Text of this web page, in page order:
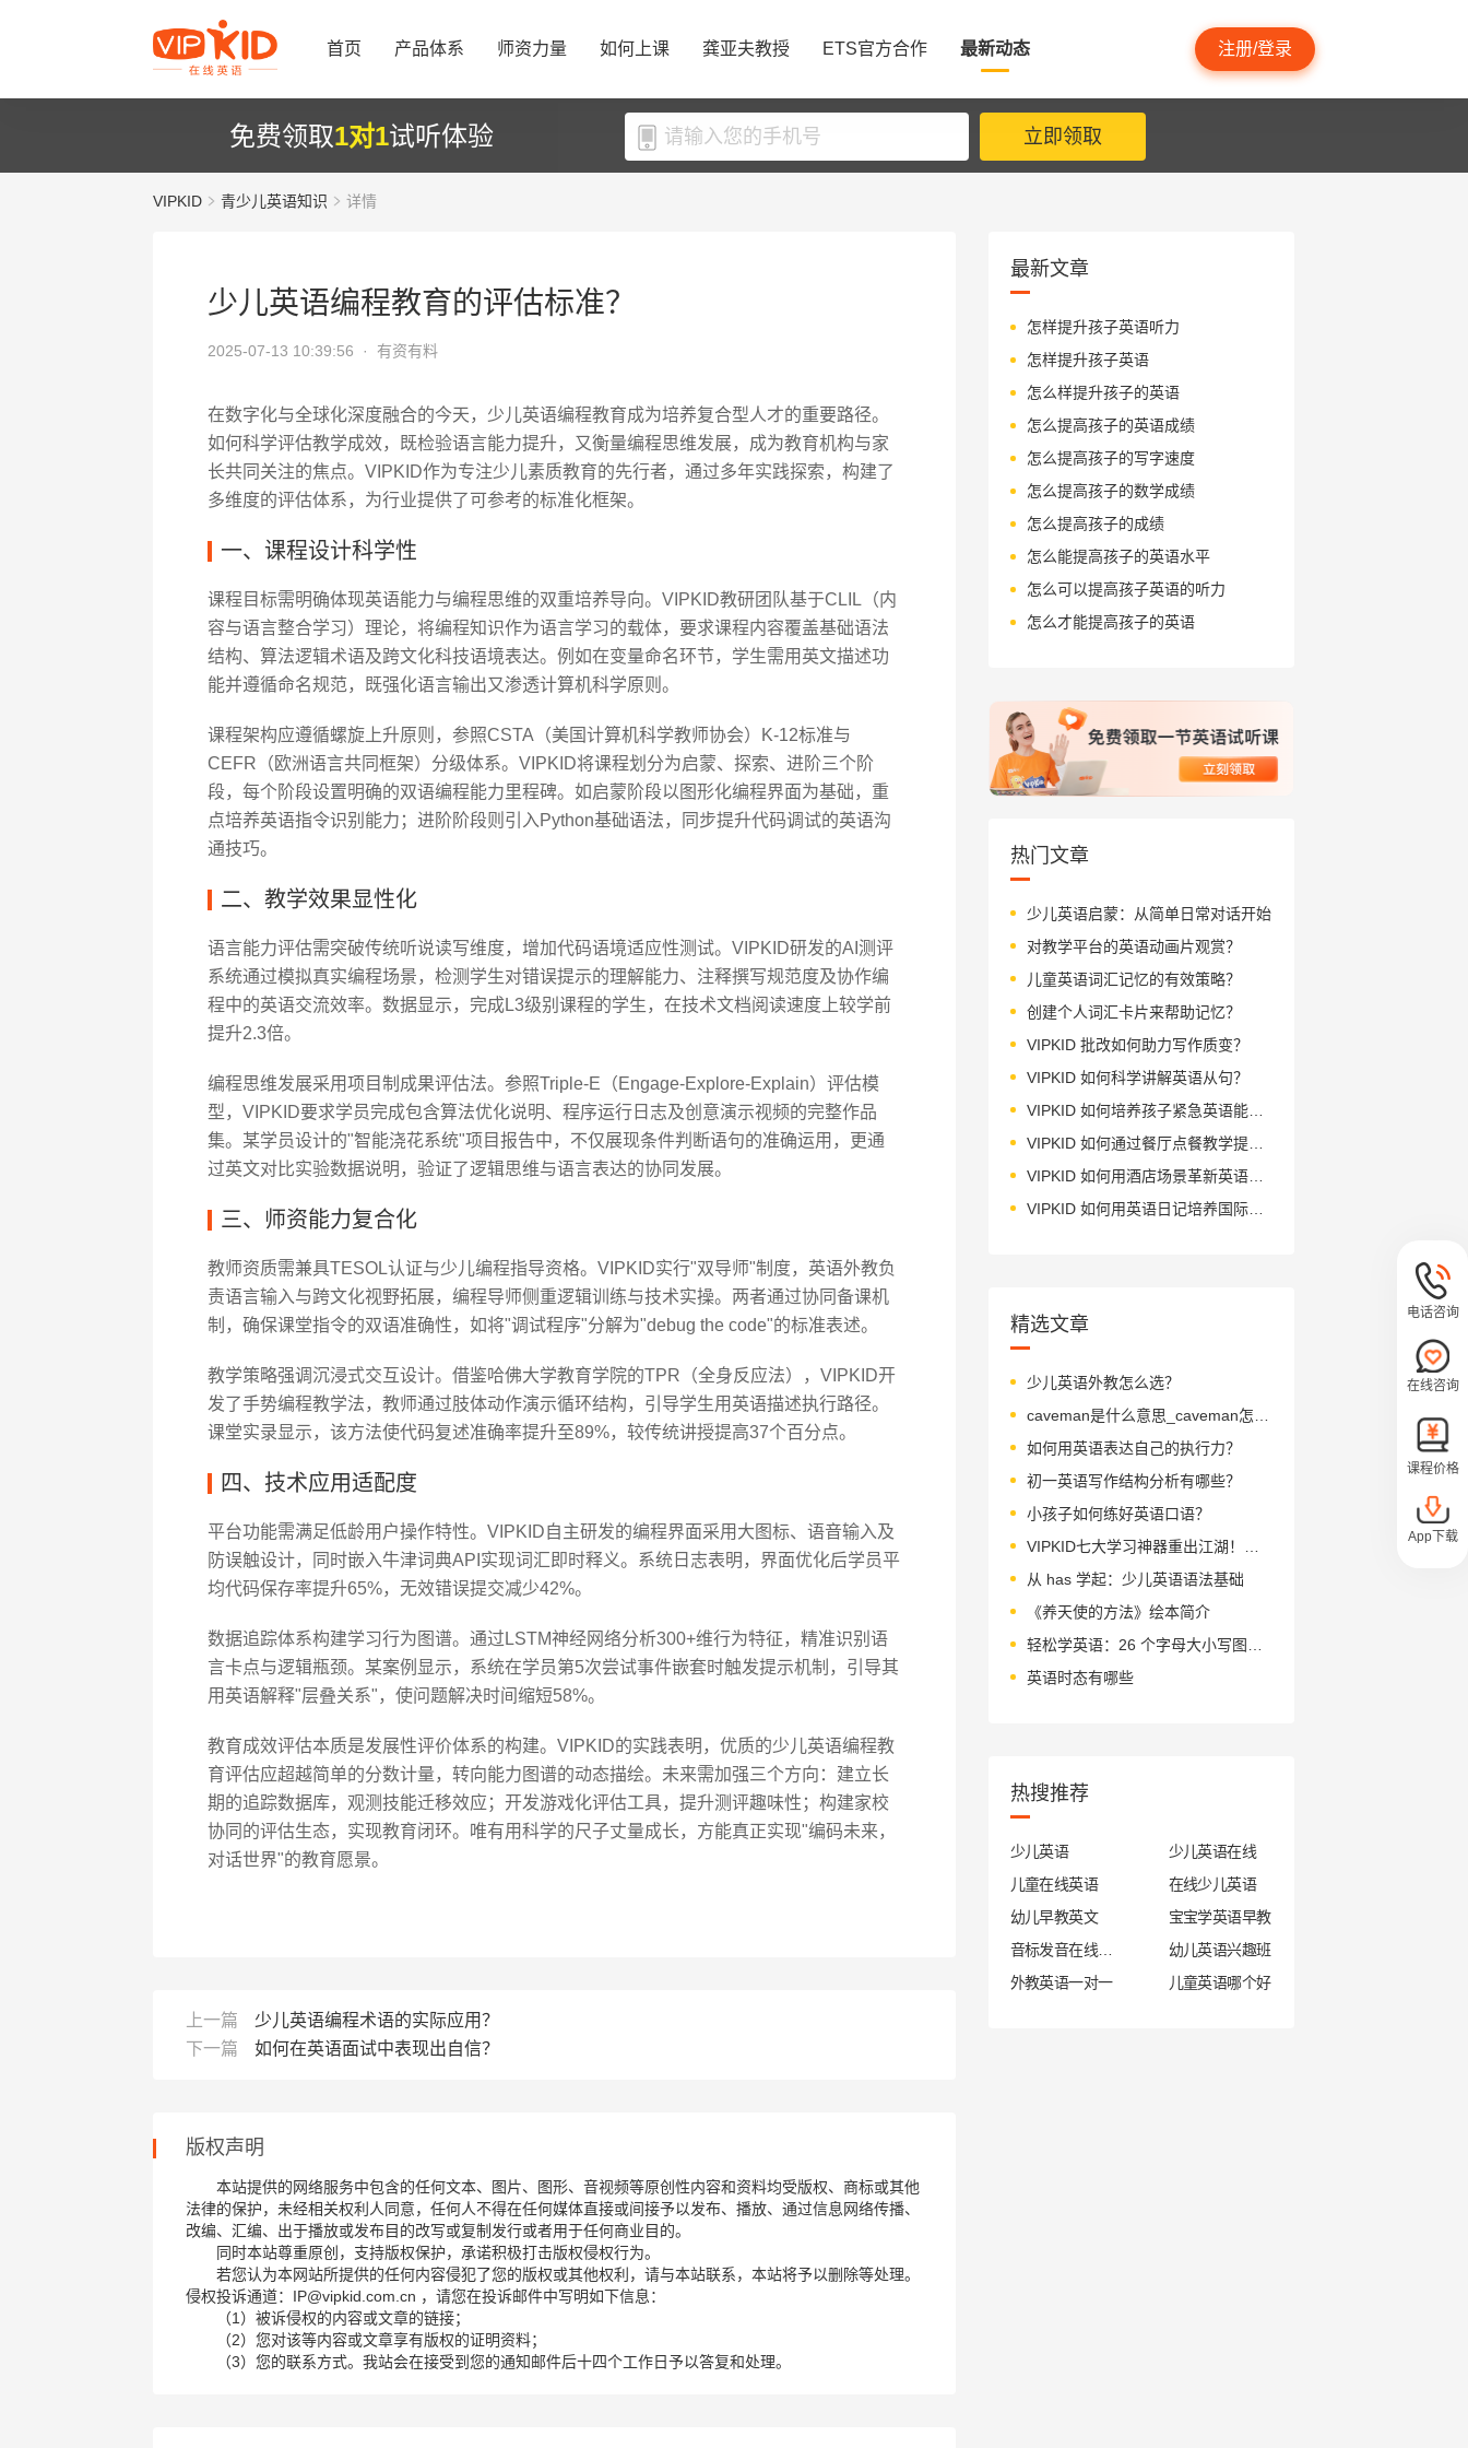
首页 产品体系 师资力量 如何上课 龚亚夫教授 ETS官方合作 最新动态 注册/登录
免费领取1对1试听体验 立即领取
VIPKID 青少儿英语知识 详情
少儿英语编程教育的评估标准？
2025-07-13 10:39:56 · 有资有料
在数字化与全球化深度融合的今天，少儿英语编程教育成为培养复合型人才的重要路径。
如何科学评估教学成效，既检验语言能力提升，又衡量编程思维发展，成为教育机构与家
长共同关注的焦点。VIPKID作为专注少儿素质教育的先行者，通过多年实践探索，构建了
多维度的评估体系，为行业提供了可参考的标准化框架。
一、课程设计科学性
课程目标需明确体现英语能力与编程思维的双重培养导向。VIPKID教研团队基于CLIL（内
容与语言整合学习）理论，将编程知识作为语言学习的载体，要求课程内容覆盖基础语法
结构、算法逻辑术语及跨文化科技语境表达。例如在变量命名环节，学生需用英文描述功
能并遵循命名规范，既强化语言输出又渗透计算机科学原则。
课程架构应遵循螺旋上升原则，参照CSTA（美国计算机科学教师协会）K-12标准与
CEFR（欧洲语言共同框架）分级体系。VIPKID将课程划分为启蒙、探索、进阶三个阶
段，每个阶段设置明确的双语编程能力里程碑。如启蒙阶段以图形化编程界面为基础，重
点培养英语指令识别能力；进阶阶段则引入Python基础语法，同步提升代码调试的英语沟
通技巧。
二、教学效果显性化
语言能力评估需突破传统听说读写维度，增加代码语境适应性测试。VIPKID研发的AI测评
系统通过模拟真实编程场景，检测学生对错误提示的理解能力、注释撰写规范度及协作编
程中的英语交流效率。数据显示，完成L3级别课程的学生，在技术文档阅读速度上较学前
提升2.3倍。
编程思维发展采用项目制成果评估法。参照Triple-E（Engage-Explore-Explain）评估模
型，VIPKID要求学员完成包含算法优化说明、程序运行日志及创意演示视频的完整作品
集。某学员设计的"智能浇花系统"项目报告中，不仅展现条件判断语句的准确运用，更通
过英文对比实验数据说明，验证了逻辑思维与语言表达的协同发展。
三、师资能力复合化
教师资质需兼具TESOL认证与少儿编程指导资格。VIPKID实行"双导师"制度，英语外教负
责语言输入与跨文化视野拓展，编程导师侧重逻辑训练与技术实操。两者通过协同备课机
制，确保课堂指令的双语准确性，如将"调试程序"分解为"debug the code"的标准表述。
教学策略强调沉浸式交互设计。借鉴哈佛大学教育学院的TPR（全身反应法），VIPKID开
发了手势编程教学法，教师通过肢体动作演示循环结构，引导学生用英语描述执行路径。
课堂实录显示，该方法使代码复述准确率提升至89%，较传统讲授提高37个百分点。
四、技术应用适配度
平台功能需满足低龄用户操作特性。VIPKID自主研发的编程界面采用大图标、语音输入及
防误触设计，同时嵌入牛津词典API实现词汇即时释义。系统日志表明，界面优化后学员平
均代码保存率提升65%，无效错误提交减少42%。
数据追踪体系构建学习行为图谱。通过LSTM神经网络分析300+维行为特征，精准识别语
言卡点与逻辑瓶颈。某案例显示，系统在学员第5次尝试事件嵌套时触发提示机制，引导其
用英语解释"层叠关系"，使问题解决时间缩短58%。
教育成效评估本质是发展性评价体系的构建。VIPKID的实践表明，优质的少儿英语编程教
育评估应超越简单的分数计量，转向能力图谱的动态描绘。未来需加强三个方向：建立长
期的追踪数据库，观测技能迁移效应；开发游戏化评估工具，提升测评趣味性；构建家校
协同的评估生态，实现教育闭环。唯有用科学的尺子丈量成长，方能真正实现"编码未来，
对话世界"的教育愿景。
上一篇
少儿英语编程术语的实际应用？
下一篇
如何在英语面试中表现出自信？
版权声明
本站提供的网络服务中包含的任何文本、图片、图形、音视频等原创性内容和资料均受版权、商标或其他
法律的保护，未经相关权利人同意，任何人不得在任何媒体直接或间接予以发布、播放、通过信息网络传播、
改编、汇编、出于播放或发布目的改写或复制发行或者用于任何商业目的。
同时本站尊重原创，支持版权保护，承诺积极打击版权侵权行为。
若您认为本网站所提供的任何内容侵犯了您的版权或其他权利，请与本站联系，本站将予以删除等处理。
侵权投诉通道：IP@vipkid.com.cn ，请您在投诉邮件中写明如下信息：
（1）被诉侵权的内容或文章的链接；
（2）您对该等内容或文章享有版权的证明资料；
（3）您的联系方式。我站会在接受到您的通知邮件后十四个工作日予以答复和处理。
最新文章
怎样提升孩子英语听力
怎样提升孩子英语
怎么样提升孩子的英语
怎么提高孩子的英语成绩
怎么提高孩子的写字速度
怎么提高孩子的数学成绩
怎么提高孩子的成绩
怎么能提高孩子的英语水平
怎么可以提高孩子英语的听力
怎么才能提高孩子的英语
热门文章
少儿英语启蒙：从简单日常对话开始
对教学平台的英语动画片观赏？
儿童英语词汇记忆的有效策略？
创建个人词汇卡片来帮助记忆？
VIPKID 批改如何助力写作质变？
VIPKID 如何科学讲解英语从句？
VIPKID 如何培养孩子紧急英语能力？
VIPKID 如何通过餐厅点餐教学提升少儿英语应用能力？
VIPKID 如何用酒店场景革新英语教学？
VIPKID 如何用英语日记培养国际化人才？
精选文章
少儿英语外教怎么选？
如何用英语表达自己的执行力？
初一英语写作结构分析有哪些？
小孩子如何练好英语口语？
从 has 学起：少儿英语语法基础
《养天使的方法》绘本简介
英语时态有哪些
热搜推荐
少儿英语
少儿英语在线
儿童在线英语
在线少儿英语
幼儿早教英文
宝宝学英语早教
幼儿英语兴趣班
外教英语一对一
儿童英语哪个好
电话咨询
在线咨询
课程价格
App下载